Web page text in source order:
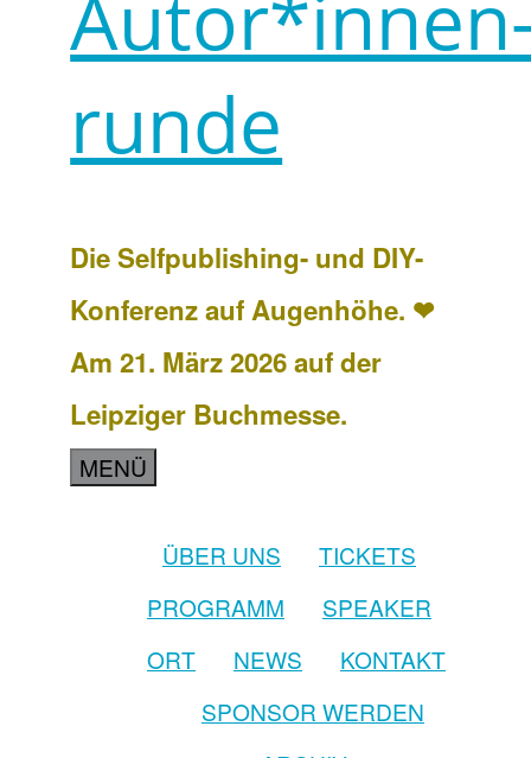
runde
Die Selfpublishing- und DIY-
Konferenz auf Augenhöhe. ❤
Am 21. März 2026 auf der
Leipziger Buchmesse.
MENÜ
ÜBER UNS
TICKETS
PROGRAMM
SPEAKER
ORT
NEWS
KONTAKT
SPONSOR WERDEN